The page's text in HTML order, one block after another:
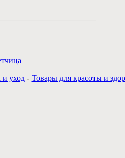
и уход - Товары для красоты и